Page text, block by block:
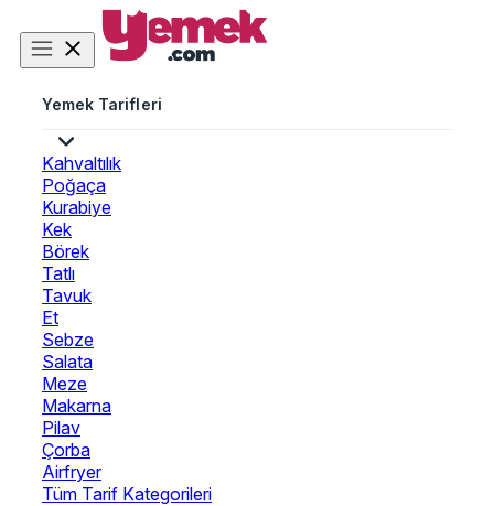
Yemek Tarifleri
Kahvaltılık
Poğaça
Kurabiye
Kek
Börek
Tatlı
Tavuk
Et
Sebze
Salata
Meze
Makarna
Pilav
Çorba
Airfryer
Tüm Tarif Kategorileri